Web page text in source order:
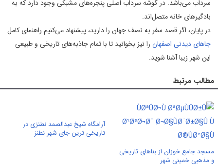
سرداب می‌باشد. در گوشه سرداب اصلی پنجره‌های مشبکی وجود دارد که به
بادگیرهای خانه متصل‌اند.
در پایان، اگر قصد سفر به نصف جهان را دارید، پیشنهاد می‌کنیم راهنمای کامل
جاهای دیدنی اصفهان را نیز بخوانید تا با تمام جاذبه‌های تاریخی و طبیعی
این شهر زیبا آشنا شوید.
مطالب مرتبط
مسجد جامع خوزان از بناهای تاریخی
و مذهبی خمینی شهر
آرامگاه شیخ عبدالصمد نطنزی در
تاریخی ترین جای شهر نطنز